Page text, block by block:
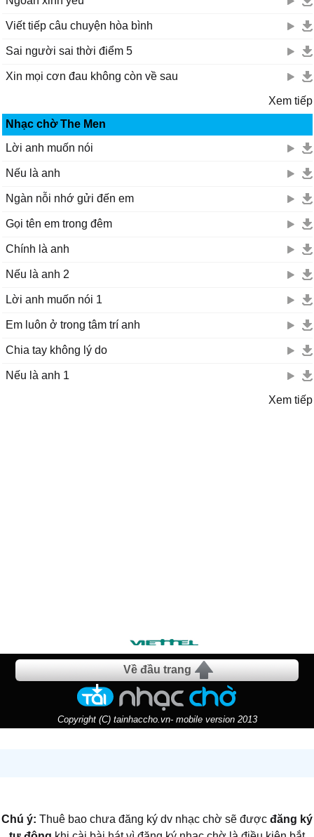
Viết tiếp câu chuyện hòa bình
Sai người sai thời điểm 5
Xin mọi cơn đau không còn về sau
Xem tiếp
Nhạc chờ The Men
Lời anh muốn nói
Nếu là anh
Ngàn nỗi nhớ gửi đến em
Gọi tên em trong đêm
Chính là anh
Nếu là anh 2
Lời anh muốn nói 1
Em luôn ở trong tâm trí anh
Chia tay không lý do
Nếu là anh 1
Xem tiếp
Về đầu trang
Copyright (C) tainhaccho.vn- mobile version 2013
Chú ý: Thuê bao chưa đăng ký dv nhạc chờ sẽ được đăng ký